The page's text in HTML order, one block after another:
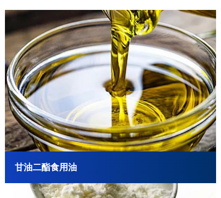
甘油二酯食用油